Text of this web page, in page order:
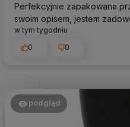
Perfekcyjnie zapakowana
swoim opisem, jestem
w tym tygodniu
0
0
podgląd